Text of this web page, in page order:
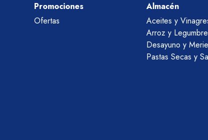
Promociones
Ofertas
Almacén
Aceites y
Arroz y
Desayuno y
Pastas Secas y